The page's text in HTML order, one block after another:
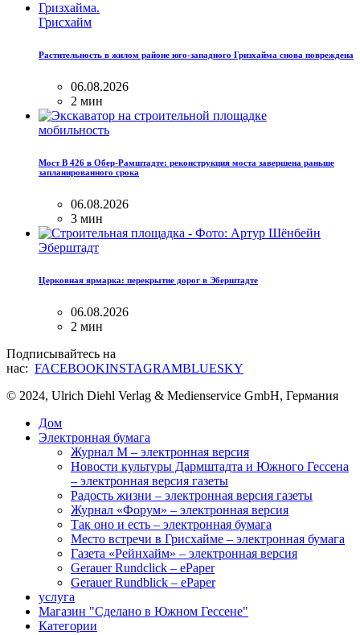
Грисхайм
Растительность в жилом районе юго-западного Гризхайма снова повреждена
06.08.2026
2 мин
мобильность
Мост B 426 в Обер-Рамштадте: реконструкция моста завершена раньше
запланированного срока
06.08.2026
3 мин
Эберштадт
Церковная ярмарка: перекрытие дорог в Эберштадте
06.08.2026
2 мин
Подписывайтесь на
нас: FACEBOOKINSTAGRAMBLUESKY
© 2024, Ulrich Diehl Verlag & Medienservice GmbH, Германия
Дом
Электронная бумага
Журнал M – электронная версия
Новости культуры Дармштадта и Южного Гессена
– электронная версия газеты
Радость жизни – электронная версия газеты
Журнал «Форум» – электронная версия
Так оно и есть – электронная бумага
Место встречи в Грисхайме – электронная бумага
Газета «Рейнхайм» – электронная версия
Gerauer Rundclick – ePaper
Gerauer Rundblick – ePaper
услуга
Магазин "Сделано в Южном Гессене"
Категории